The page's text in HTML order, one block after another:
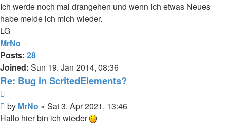
Ich werde noch mal drangehen und wenn ich etwas Neues
habe melde ich mich wieder.
LG
MrNo
Posts: 28
Joined: Sun 19. Jan 2014, 08:36
Re: Bug in ScritedElements?
Post
by MrNo » Sat 3. Apr 2021, 13:46
Hallo hier bin ich wieder